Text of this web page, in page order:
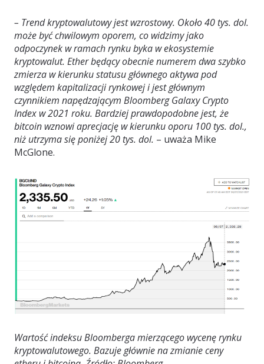
– Trend kryptowalutowy jest wzrostowy. Około 40 tys. dol.
może być chwilowym oporem, co widzimy jako
odpoczynek w ramach rynku byka w ekosystemie
kryptowalut. Ether będący obecnie numerem dwa szybko
zmierza w kierunku statusu głównego aktywa pod
względem kapitalizacji rynkowej i jest głównym
czynnikiem napędzającym Bloomberg Galaxy Crypto
Index w 2021 roku. Bardziej prawdopodobne jest, że
bitcoin wznowi aprecjację w kierunku oporu 100 tys. dol.,
niż utrzyma się poniżej 20 tys. dol. – uważa Mike
McGlone.
Wartość indeksu Bloomberga mierzącego wycenę rynku
kryptowalutowego. Bazuje głównie na zmianie ceny